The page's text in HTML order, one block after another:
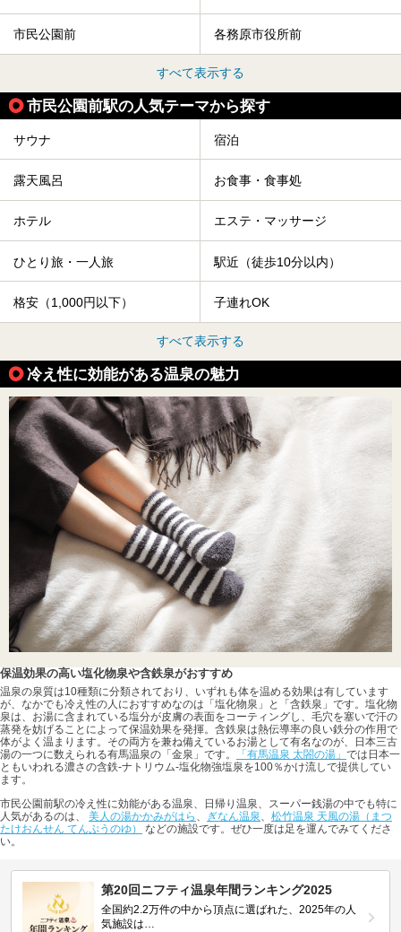
市民公園前 各務原市役所前
すべて表示する
市民公園前駅の人気テーマから探す
サウナ 宿泊
露天風呂 お食事・食事処
ホテル エステ・マッサージ
ひとり旅・一人旅 駅近（徒歩10分以内）
格安（1,000円以下） 子連れOK
すべて表示する
冷え性に効能がある温泉の魅力
保温効果の高い塩化物泉や含鉄泉がおすすめ
温泉の泉質は10種類に分類されており、いずれも体を温める効果は有しています
が、なかでも冷え性の人におすすめなのは「塩化物泉」と「含鉄泉」です。塩化物
泉は、お湯に含まれている塩分が皮膚の表面をコーティングし、毛穴を塞いで汗の
蒸発を妨げることによって保温効果を発揮。含鉄泉は熱伝導率の良い鉄分の作用で
体がよく温まります。その両方を兼ね備えているお湯として有名なのが、日本三古
湯の一つに数えられる有馬温泉の「金泉」です。
「有馬温泉 太閤の湯」 では日本一
ともいわれる濃さの含鉄-ナトリウム-塩化物強塩泉を100％かけ流しで提供してい
ます。
市民公園前駅の冷え性に効能がある温泉、日帰り温泉、スーパー銭湯の中でも特に
人気があるのは、 美人の湯かかみがはら 、 ぎなん温泉、 松竹温泉 天風の湯（まつ
たけおんせん てんぷうのゆ）
などの施設です。ぜひ一度は足を運んでみてくださ
い。
第20回ニフティ温泉年間ランキング2025
全国約2.2万件の中から頂点に選ばれた、2025年の人
気施設は…